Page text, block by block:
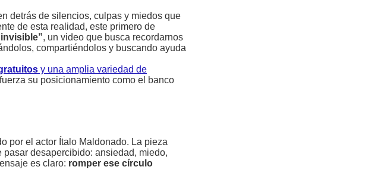
detrás de silencios, culpas y miedos que
de esta realidad, este primero de
, un video que busca recordarnos
compartiéndolos y buscando ayuda
y una amplia variedad de
su posicionamiento como el banco
por el actor Ítalo Maldonado. La pieza
desapercibido: ansiedad, miedo,
es claro: romper ese círculo